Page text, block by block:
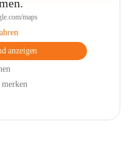
maps
anzeigen